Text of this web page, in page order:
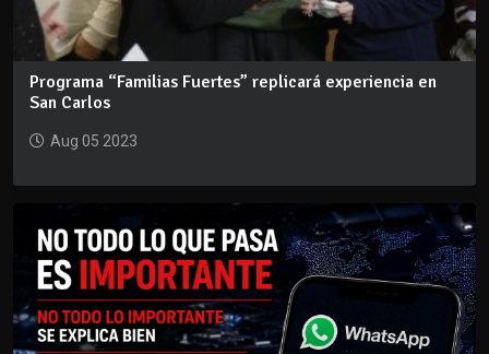
Programa “Familias Fuertes” replicará experiencia en
San Carlos
Aug 05 2023